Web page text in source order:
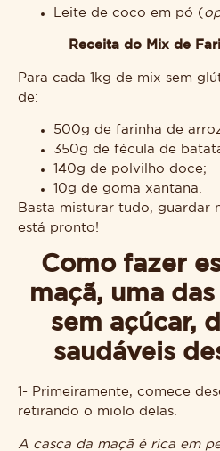
Leite de coco em pó (
Receita do Mix de
Para cada 1kg de mix sem
de:
500g de farinha de
350g de fécula de
140g de polvilho doce;
10g de goma xantana.
Basta misturar tudo, guardar
está pronto!
Como fazer
maçã, uma
sem açúcar,
saudáveis
1- Primeiramente, comece
retirando o miolo delas.
A casca da maçã é rica em